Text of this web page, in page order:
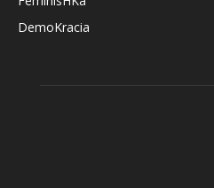
DemoKracia